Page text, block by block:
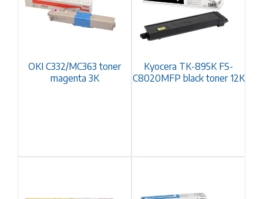
OKI C332/MC363 toner
magenta 3K
Kyocera TK-895K FS-
C8020MFP black toner 12K